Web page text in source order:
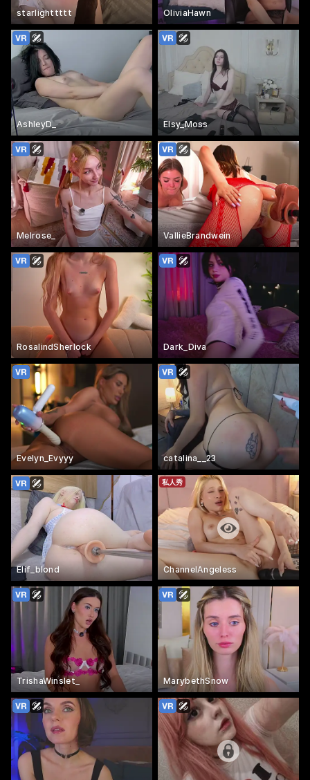
starlighttttt OliviaHawn
AshleyD_ Elsy_Moss
Melrose_ VallieBrandwein
RosalindSherlock Dark_Diva
Evelyn_Evyyy catalina__23
Elif_blond
私人秀
ChannelAngeless
TrishaWinslet_ MarybethSnow